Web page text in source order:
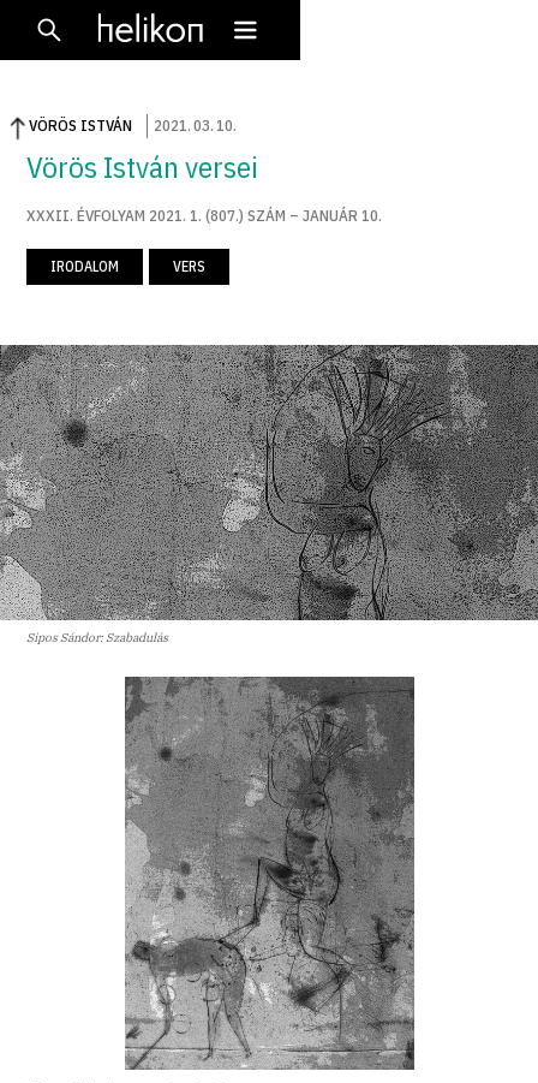
VÖRÖS ISTVÁN 2021.03. 10.
Vörös István versei
XXXII. ÉVFOLYAM 2021. 1. (807.) SZÁM – JANUÁR 10.
IRODALOM VERS
Sipos Sándor: Szabadulás